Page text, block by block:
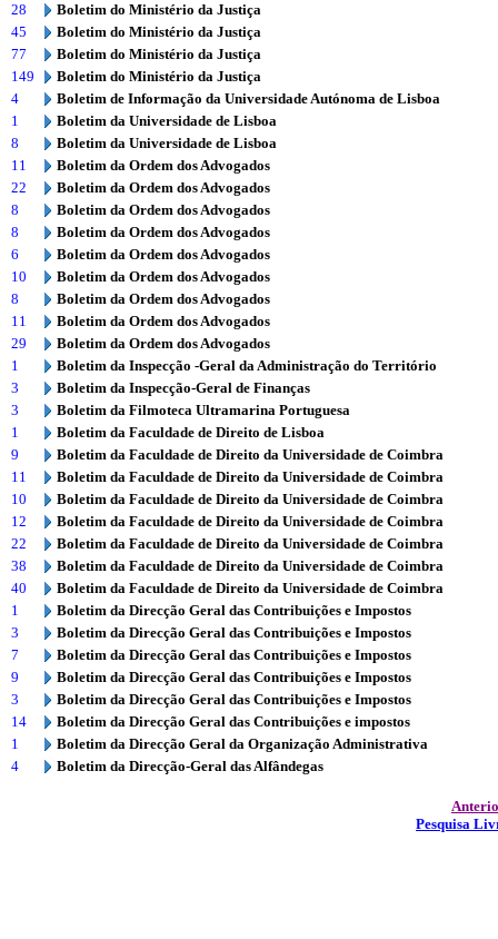
28
Boletim do Ministério da Justiça
45
Boletim do Ministério da Justiça
77
Boletim do Ministério da Justiça
149
Boletim do Ministério da Justiça
4
Boletim de Informação da Universidade Autónoma de Lisboa
1
Boletim da Universidade de Lisboa
8
Boletim da Universidade de Lisboa
11
Boletim da Ordem dos Advogados
22
Boletim da Ordem dos Advogados
8
Boletim da Ordem dos Advogados
8
Boletim da Ordem dos Advogados
6
Boletim da Ordem dos Advogados
10
Boletim da Ordem dos Advogados
8
Boletim da Ordem dos Advogados
11
Boletim da Ordem dos Advogados
29
Boletim da Ordem dos Advogados
1
Boletim da Inspecção -Geral da Administração do Território
3
Boletim da Inspecção-Geral de Finanças
3
Boletim da Filmoteca Ultramarina Portuguesa
1
Boletim da Faculdade de Direito de Lisboa
9
Boletim da Faculdade de Direito da Universidade de Coimbra
11
Boletim da Faculdade de Direito da Universidade de Coimbra
10
Boletim da Faculdade de Direito da Universidade de Coimbra
12
Boletim da Faculdade de Direito da Universidade de Coimbra
22
Boletim da Faculdade de Direito da Universidade de Coimbra
38
Boletim da Faculdade de Direito da Universidade de Coimbra
40
Boletim da Faculdade de Direito da Universidade de Coimbra
1
Boletim da Direcção Geral das Contribuições e Impostos
3
Boletim da Direcção Geral das Contribuições e Impostos
7
Boletim da Direcção Geral das Contribuições e Impostos
9
Boletim da Direcção Geral das Contribuições e Impostos
3
Boletim da Direcção Geral das Contribuições e Impostos
14
Boletim da Direcção Geral das Contribuições e impostos
1
Boletim da Direcção Geral da Organização Administrativa
4
Boletim da Direcção-Geral das Alfândegas
Pesquisa